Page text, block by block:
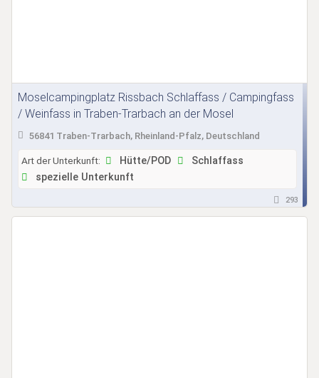
Moselcampingplatz Rissbach Schlaffass / Campingfass
/ Weinfass in Traben-Trarbach an der Mosel
56841 Traben-Trarbach, Rheinland-Pfalz, Deutschland
Art der Unterkunft: Hütte/POD
Schlaffass
spezielle Unterkunft
293